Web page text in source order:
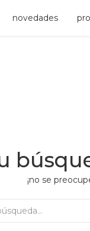
novedades
¡no se